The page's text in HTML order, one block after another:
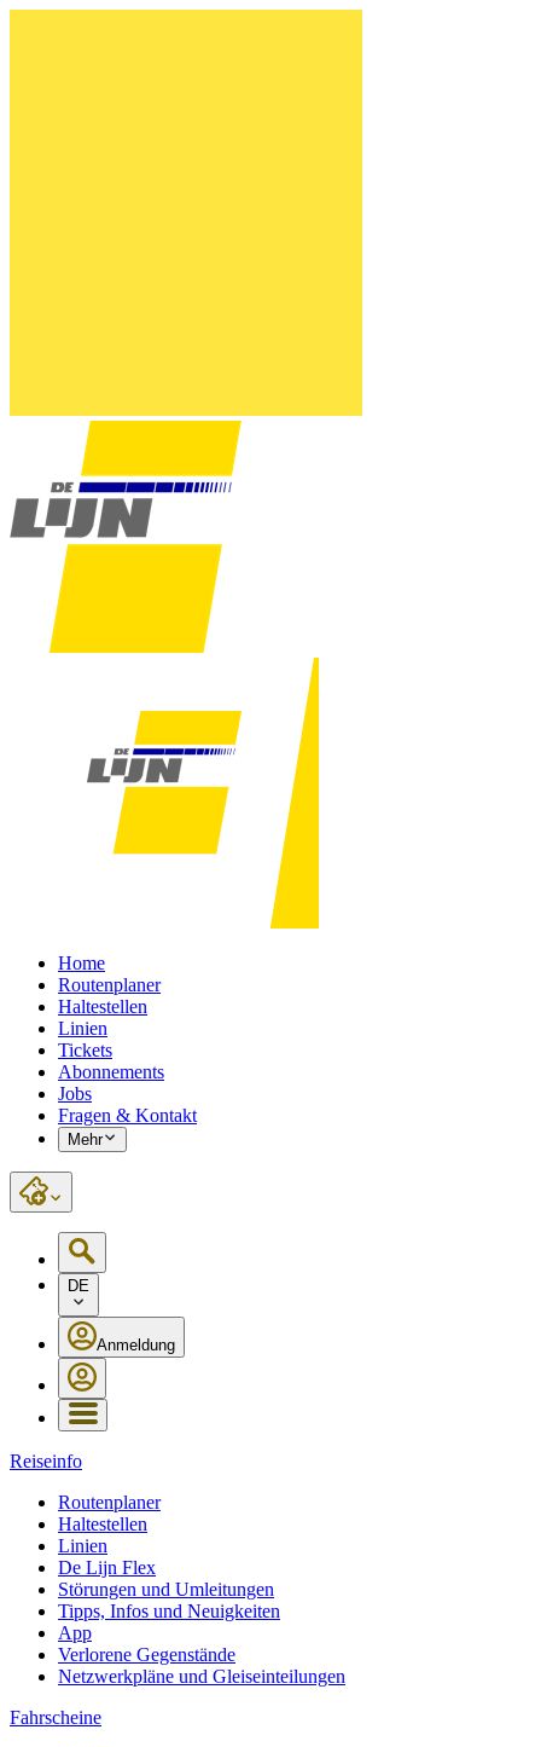
Home
Routenplaner
Haltestellen
Linien
Tickets
Abonnements
Jobs
Fragen & Kontakt
Mehr
DE
Anmeldung
Reiseinfo
Routenplaner
Haltestellen
Linien
De Lijn Flex
Störungen und Umleitungen
Tipps, Infos und Neuigkeiten
App
Verlorene Gegenstände
Netzwerkpläne und Gleiseinteilungen
Fahrscheine